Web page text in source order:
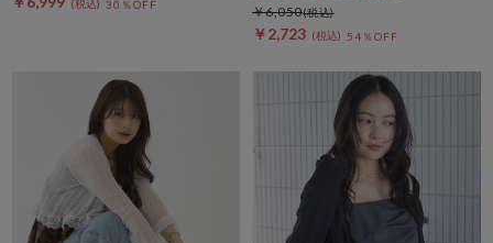
30％OFF
￥2,723 54％OFF
￥6,050